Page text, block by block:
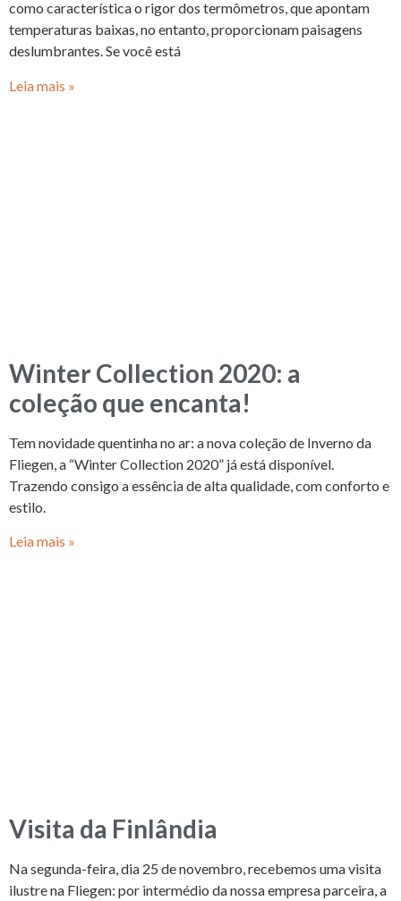
como característica o rigor dos termômetros, que apontam
temperaturas baixas, no entanto, proporcionam paisagens
deslumbrantes. Se você está
Leia mais »
Winter Collection 2020: a
coleção que encanta!
Tem novidade quentinha no ar: a nova coleção de Inverno da
Fliegen, a “Winter Collection 2020” já está disponível.
Trazendo consigo a essência de alta qualidade, com conforto e
estilo.
Leia mais »
Visita da Finlândia
Na segunda-feira, dia 25 de novembro, recebemos uma visita
ilustre na Fliegen: por intermédio da nossa empresa parceira, a